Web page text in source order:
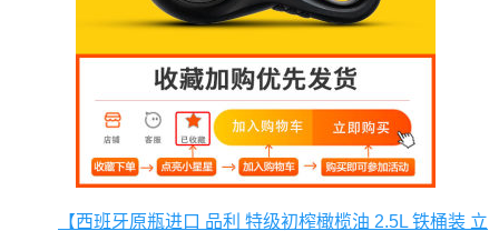
【西班牙原瓶进口 品利 特级初榨橄榄油 2.5L 铁桶装 立